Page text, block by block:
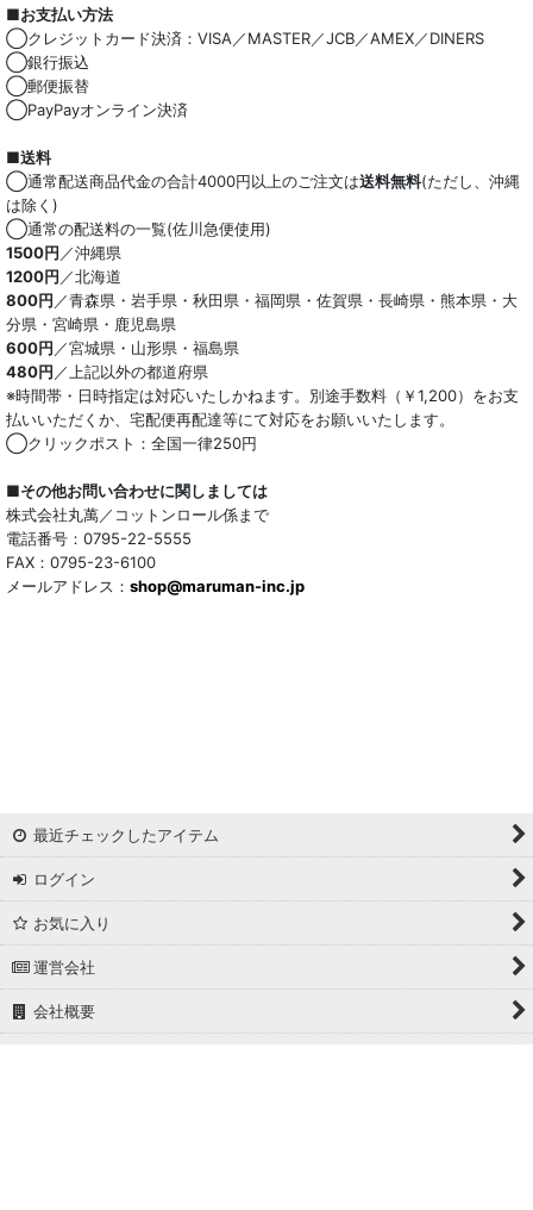
綿100％
麻混
ストレッチ
オーガニック
和紙混生地
ポリエステル混
テンセル混
キュプラ/レーヨン混
シルク混
ウール混
トリアセテート混
サッカー/クレープ
マドラスチェック
ドビー
撥水加工
起毛生地
■お支払い方法
◯クレジットカード決済：VISA／MASTER／JCB／AMEX／DINERS
◯銀行振込
◯郵便振替
◯PayPayオンライン決済
■送料
◯通常配送商品代金の合計4000円以上のご注文は送料無料(ただし、沖縄
は除く)
◯通常の配送料の一覧(佐川急便使用)
1500円 ／沖縄県
1200円 ／北海道
800円 ／青森県・岩手県・秋田県・福岡県・佐賀県・長崎県・熊本県・大
分県・宮崎県・鹿児島県
600円 ／宮城県・山形県・福島県
480円 ／上記以外の都道府県
※時間帯・日時指定は対応いたしかねます。別途手数料（￥1,200）をお支
払いいただくか、宅配便再配達等にて対応をお願いいたします。
◯クリックポスト：全国一律250円
■その他お問い合わせに関しましては
株式会社丸萬／コットンロール係まで
電話番号：0795-22-5555
FAX：0795-23-6100
メールアドレス： shop@maruman-inc.jp
最近チェックしたアイテム
ログイン
お気に入り
運営会社
会社概要